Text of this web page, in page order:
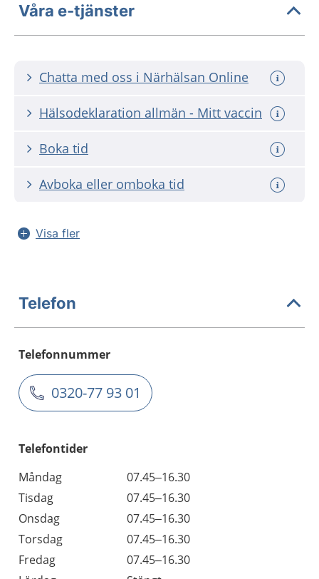
Våra e-tjänster
Chatta med oss i Närhälsan Online
Hälsodeklaration allmän - Mitt vaccin
Boka tid
Avboka eller omboka tid
Visa fler
Telefon
Telefonnummer
0320-77 93 01
Telefontider
Måndag
07.45–16.30
Tisdag
07.45–16.30
Onsdag
07.45–16.30
Torsdag
07.45–16.30
Fredag
07.45–16.30